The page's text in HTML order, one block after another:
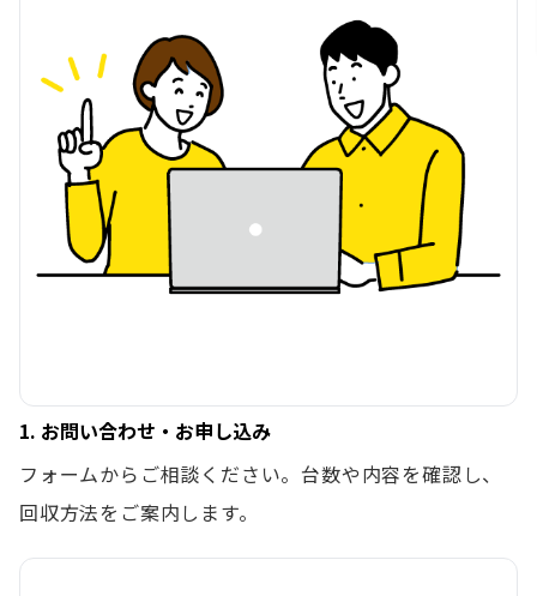
1. お問い合わせ・お申し込み
フォームからご相談ください。台数や内容を確認し、
回収方法をご案内します。